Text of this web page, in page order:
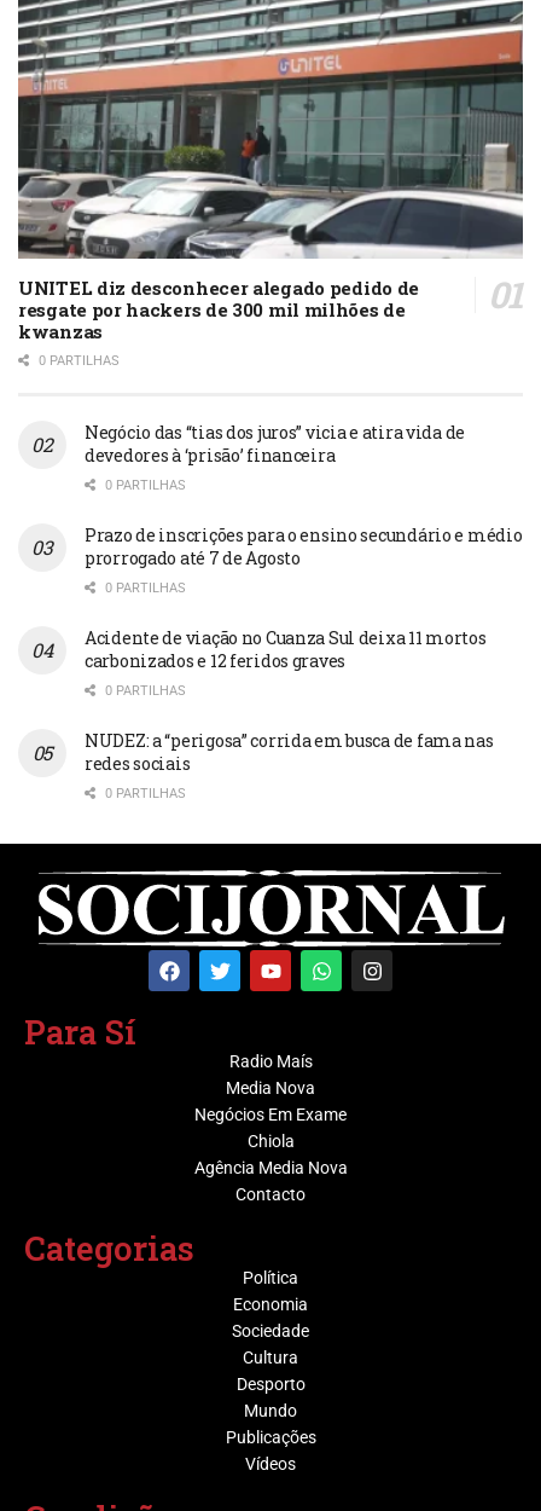
UNITEL diz desconhecer alegado pedido de
resgate por hackers de 300 mil milhões de
kwanzas
0 PARTILHAS
Negócio das “tias dos juros” vicia e atira vida de
devedores à ‘prisão’ financeira
0 PARTILHAS
Prazo de inscrições para o ensino secundário e médio
prorrogado até 7 de Agosto
0 PARTILHAS
Acidente de viação no Cuanza Sul deixa 11 mortos
carbonizados e 12 feridos graves
0 PARTILHAS
NUDEZ: a “perigosa” corrida em busca de fama nas
redes sociais
0 PARTILHAS
Para Sí
Radio Maís
Media Nova
Negócios Em Exame
Chiola
Agência Media Nova
Contacto
Categorias
Política
Economia
Sociedade
Cultura
Desporto
Mundo
Publicações
Vídeos